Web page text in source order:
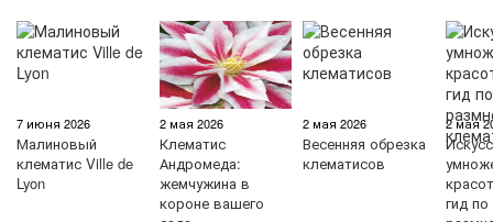
7 июня 2026
Малиновый
клематис Ville de
Lyon
2 мая 2026
Клематис
Андромеда:
жемчужина в
короне вашего
2 мая 2026
Весенняя обрезка
клематисов
2 мая
гид по